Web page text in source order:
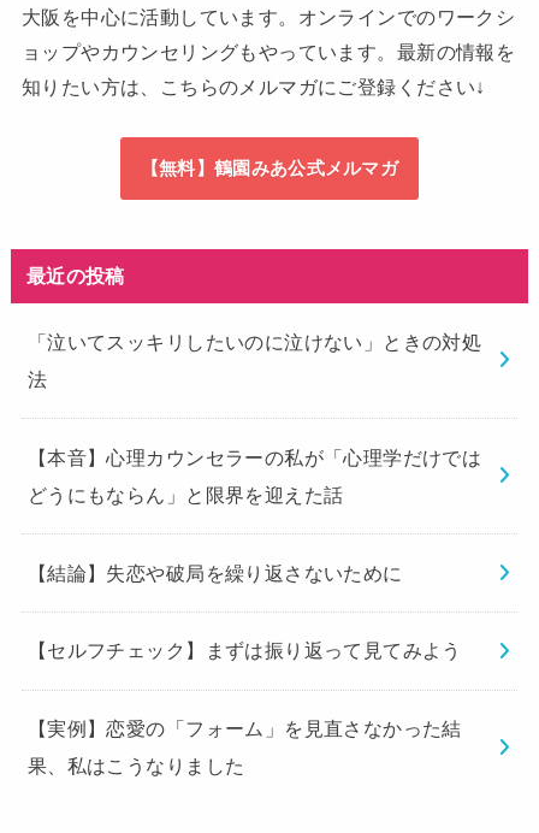
大阪を中心に活動しています。オンラインでのワークシ
ョップやカウンセリングもやっています。最新の情報を
知りたい方は、こちらのメルマガにご登録ください↓
【無料】鶴園みあ公式メルマガ
最近の投稿
「泣いてスッキリしたいのに泣けない」ときの対処
法
【本音】心理カウンセラーの私が「心理学だけでは
どうにもならん」と限界を迎えた話
【結論】失恋や破局を繰り返さないために
【セルフチェック】まずは振り返って見てみよう
【実例】恋愛の「フォーム」を見直さなかった結
果、私はこうなりました